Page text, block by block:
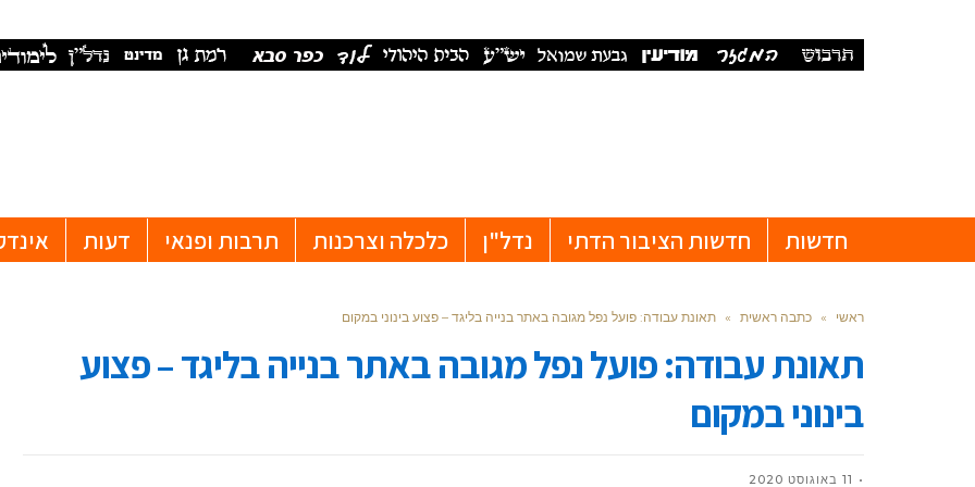
חדשות חדשות הציבור הדתי נדל"ן כלכלה וצרכנות תרבות ופנאי דעות
ראשי » כתבה ראשית » תאונת עבודה: פועל נפל מגובה באתר בנייה בליגד – פצוע בינוני במקום
תאונת עבודה: פועל נפל מגובה באתר בנייה בליגד – פצוע
בינוני במקום
11 באוגוסט 2020